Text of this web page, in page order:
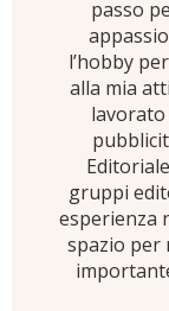
passo
l’hobby
alla mia
gruppi
esperienza
spazio per